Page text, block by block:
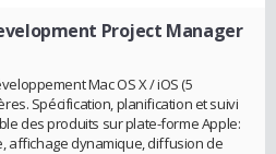
Project Manager
Mac OS X / iOS (5
Spécification, planification et suivi
des produits sur plate-forme Apple:
affichage dynamique, diffusion de